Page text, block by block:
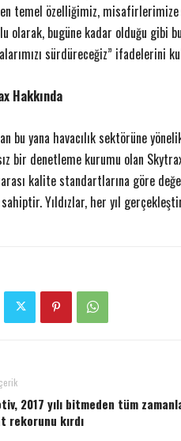
temel özelliğimiz, misafirlerimize
olarak, bugüne kadar olduğu gibi
sürdüreceğiz” ifadelerini
Hakkında
bu yana havacılık sektörüne
bir denetleme kurumu olan
kalite standartlarına göre
sahiptir. Yıldızlar, her yıl
2017 yılı bitmeden tüm
rekorunu kırdı